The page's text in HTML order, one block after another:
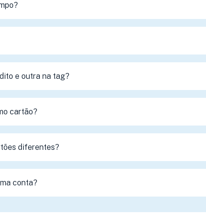
e outra na tag?
cartão?
diferentes?
conta?